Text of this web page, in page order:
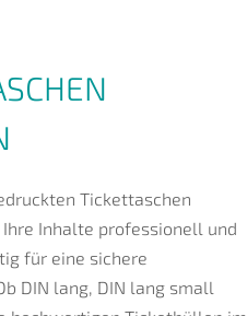
Tickettaschen
Inhalte professionell und
für eine sichere
DIN lang, DIN lang small